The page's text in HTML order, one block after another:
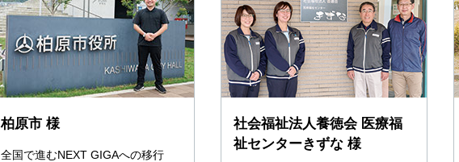
柏原市 様
全国で進むNEXT GIGAへの移行
社会福祉法人養徳会 医療福
祉センターきずな 様